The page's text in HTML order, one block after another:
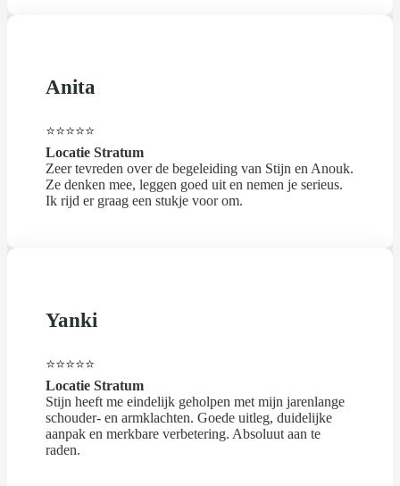
Anita
⭐⭐⭐⭐⭐
Locatie Stratum
Zeer tevreden over de begeleiding van Stijn en Anouk.
Ze denken mee, leggen goed uit en nemen je serieus.
Ik rijd er graag een stukje voor om.
Yanki
⭐⭐⭐⭐⭐
Locatie Stratum
Stijn heeft me eindelijk geholpen met mijn jarenlange
schouder- en armklachten. Goede uitleg, duidelijke
aanpak en merkbare verbetering. Absoluut aan te
raden.